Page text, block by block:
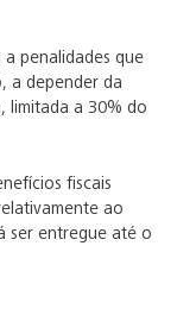
penalidades que
a depender da
limitada a 30% do
fiscais
ao
ser entregue até o